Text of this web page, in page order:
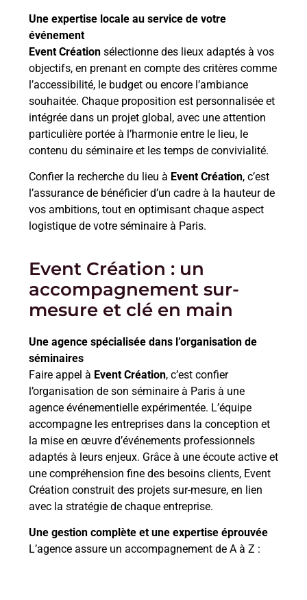
Une expertise locale au service de votre
événement
Event Création sélectionne des lieux adaptés à vos
objectifs, en prenant en compte des critères comme
l’accessibilité, le budget ou encore l’ambiance
souhaitée. Chaque proposition est personnalisée et
intégrée dans un projet global, avec une attention
particulière portée à l’harmonie entre le lieu, le
contenu du séminaire et les temps de convivialité.
Confier la recherche du lieu à Event Création, c’est
l’assurance de bénéficier d’un cadre à la hauteur de
vos ambitions, tout en optimisant chaque aspect
logistique de votre séminaire à Paris.
Event Création : un
accompagnement sur-
mesure et clé en main
Une agence spécialisée dans l’organisation de
séminaires
Faire appel à Event Création, c’est confier
l’organisation de son séminaire à Paris à une
agence événementielle expérimentée. L’équipe
accompagne les entreprises dans la conception et
la mise en œuvre d’événements professionnels
adaptés à leurs enjeux. Grâce à une écoute active et
une compréhension fine des besoins clients, Event
Création construit des projets sur-mesure, en lien
avec la stratégie de chaque entreprise.
Une gestion complète et une expertise éprouvée
L’agence assure un accompagnement de A à Z :